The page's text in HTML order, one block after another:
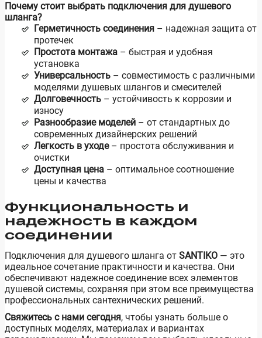
Почему стоит выбрать подключения для душевого
шланга?
Герметичность соединения – надежная защита от
протечек
Простота монтажа – быстрая и удобная
установка
Универсальность – совместимость с различными
моделями душевых шлангов и смесителей
Долговечность – устойчивость к коррозии и
износу
Разнообразие моделей – от стандартных до
современных дизайнерских решений
Легкость в уходе – простота обслуживания и
очистки
Доступная цена – оптимальное соотношение
цены и качества
Функциональность и
надежность в каждом
соединении
Подключения для душевого шланга от SANTIKO — это
идеальное сочетание практичности и качества. Они
обеспечивают надежное соединение всех элементов
душевой системы, сохраняя при этом все преимущества
профессиональных сантехнических решений.
Свяжитесь с нами сегодня, чтобы узнать больше о
доступных моделях, материалах и вариантах